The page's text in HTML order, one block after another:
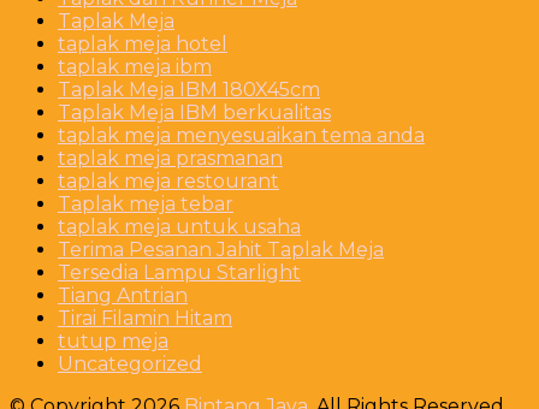
Taplak Meja
taplak meja hotel
taplak meja ibm
Taplak Meja IBM 180X45cm
Taplak Meja IBM berkualitas
taplak meja menyesuaikan tema anda
taplak meja prasmanan
taplak meja restourant
Taplak meja tebar
taplak meja untuk usaha
Terima Pesanan Jahit Taplak Meja
Tersedia Lampu Starlight
Tiang Antrian
Tirai Filamin Hitam
tutup meja
Uncategorized